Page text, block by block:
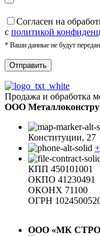
Cогласен на
с политикой
* Ваши данные не будут
Продажа и обработка
ООО
Конституции, 27
КПП 450101001
ОКПО 41230491
ОКОНХ 71100
ОГРН
ООО «МК